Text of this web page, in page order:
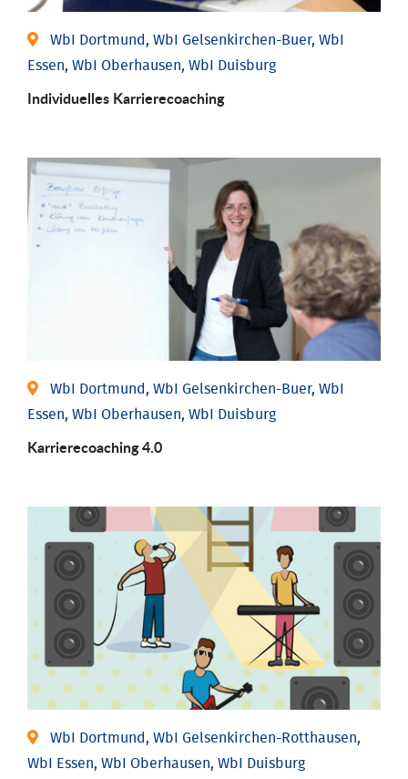
WbI Dortmund, WbI Gelsenkirchen-Buer, WbI
Essen, WbI Oberhausen, WbI Duisburg
Individu­elles Karrierecoaching
WbI Dortmund, WbI Gelsenkirchen-Buer, WbI
Essen, WbI Oberhausen, WbI Duisburg
Karriere­coaching 4.0
WbI Dortmund, WbI Gelsenkirchen-Rotthausen,
WbI Essen, WbI Oberhausen, WbI Duisburg